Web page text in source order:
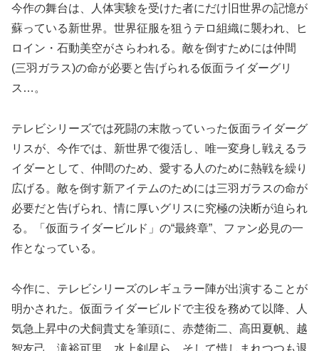
今作の舞台は、人体実験を受けた者にだけ旧世界の記憶が
蘇っている新世界。世界征服を狙うテロ組織に襲われ、ヒ
ロイン・石動美空がさらわれる。敵を倒すためには仲間
(三羽ガラス)の命が必要と告げられる仮面ライダーグリ
ス…。
テレビシリーズでは死闘の末散っていった仮面ライダーグ
リスが、今作では、新世界で復活し、唯一変身し戦えるラ
イダーとして、仲間のため、愛する人のために熱戦を繰り
広げる。敵を倒す新アイテムのためには三羽ガラスの命が
必要だと告げられ、情に厚いグリスに究極の決断が迫られ
る。「仮面ライダービルド」の“最終章”、ファン必見の一
作となっている。
今作に、テレビシリーズのレギュラー陣が出演することが
明かされた。仮面ライダービルドで主役を務めて以降、人
気急上昇中の犬飼貴丈を筆頭に、赤楚衛二、高田夏帆、越
智友己、滝裕可里、水上剣星ら、そして惜しまれつつも退